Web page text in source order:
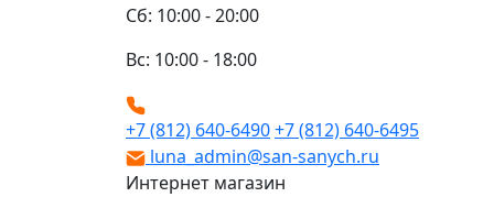
Сб: 10:00 - 20:00
Вс: 10:00 - 18:00
+7 (812) 640-6490+7 (812) 640-6495
luna_admin@san-sanych.ru
Интернет магазин